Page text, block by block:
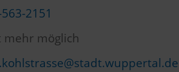
2151
mehr möglich